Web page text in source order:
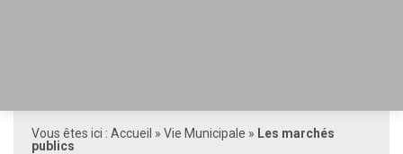
Vous êtes ici : Accueil » Vie Municipale » Les marchés
publics